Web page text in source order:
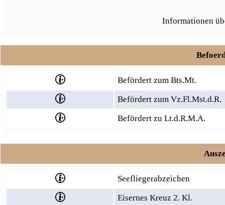
Informationen
Befördert zum Bts.Mt.
Befördert zum Vz.Fl.Mst.d.R.
Befördert zu Lt.d.R.M.A.
Seefliegerabzeichen
Eisernes Kreuz 2. Kl.